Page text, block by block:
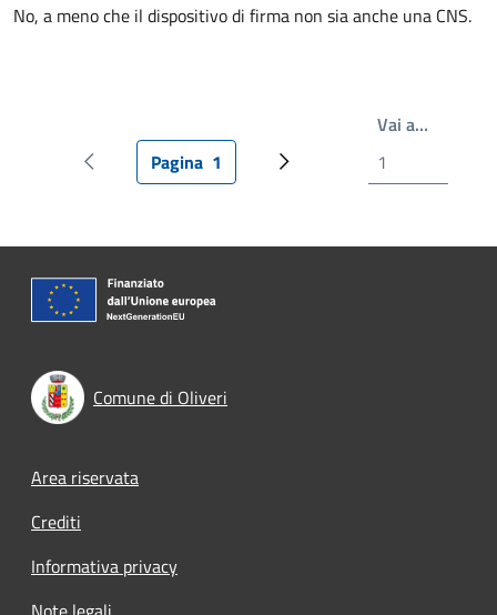
No, a meno che il dispositivo di firma non sia anche una CNS.
Pagina precedentePagina attuale
Pagina 1 Pagina successiva
Vai a…
Comune di Oliveri
Footer menu
Area riservata
Crediti
Informativa privacy